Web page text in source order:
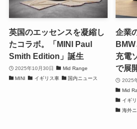
英国のエッセンスを凝縮し
たコラボ。「MINI Paul
Smith Edition」誕生
2025年10月30日
Mid Range
MINI
イギリス車 国内ニュース
企業
BMW
充電
で展
2025
Mid
イギ
海外